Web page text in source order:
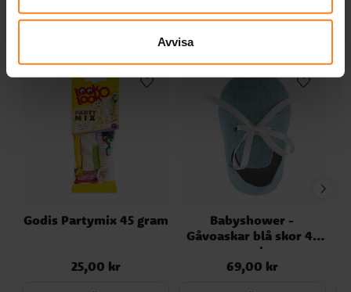
Avvisa
Andra köpte även
Godis Partymix 45 gram
Pris:25,00 kr
25,00 kr
Babyshower -
Gåvoaskar blå skor 4-
pack
Pris:69,00 kr
69,00 kr